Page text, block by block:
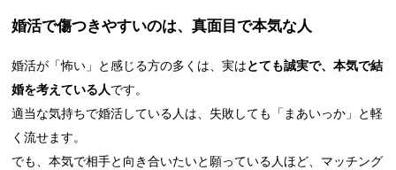
婚活で傷つきやすいのは、真面目で本気な人
婚活が「怖い」と感じる方の多くは、実は とても誠実で、本気で結
婚を考えている人です。
適当な気持ちで婚活している人は、失敗しても「まあいっか」と軽
く流せます。
でも、本気で相手と向き合いたいと願っている人ほど、マッチング